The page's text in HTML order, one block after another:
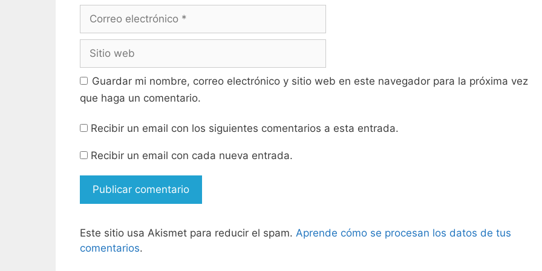
u
e
v
a
n
u
e
v
)
electrónico
web
Guardar mi nombre, correo electrónico y sitio web en este navegador para la próxima vez
que haga un comentario.
Recibir un email con los siguientes comentarios a esta entrada.
Recibir un email con cada nueva entrada.
Este sitio usa Akismet para reducir el spam. Aprende cómo se procesan los datos de tus
comentarios.